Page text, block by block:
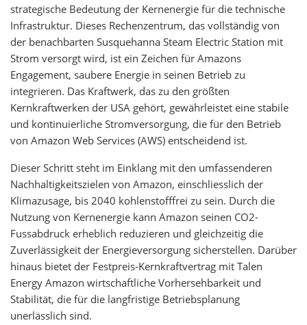
strategische Bedeutung der Kernenergie für die technische
Infrastruktur. Dieses Rechenzentrum, das vollständig von
der benachbarten Susquehanna Steam Electric Station mit
Strom versorgt wird, ist ein Zeichen für Amazons
Engagement, saubere Energie in seinen Betrieb zu
integrieren. Das Kraftwerk, das zu den größten
Kernkraftwerken der USA gehört, gewährleistet eine stabile
und kontinuierliche Stromversorgung, die für den Betrieb
von Amazon Web Services (AWS) entscheidend ist.
Dieser Schritt steht im Einklang mit den umfassenderen
Nachhaltigkeitszielen von Amazon, einschliesslich der
Klimazusage, bis 2040 kohlenstofffrei zu sein. Durch die
Nutzung von Kernenergie kann Amazon seinen CO2-
Fussabdruck erheblich reduzieren und gleichzeitig die
Zuverlässigkeit der Energieversorgung sicherstellen. Darüber
hinaus bietet der Festpreis-Kernkraftvertrag mit Talen
Energy Amazon wirtschaftliche Vorhersehbarkeit und
Stabilität, die für die langfristige Betriebsplanung
unerlässlich sind.